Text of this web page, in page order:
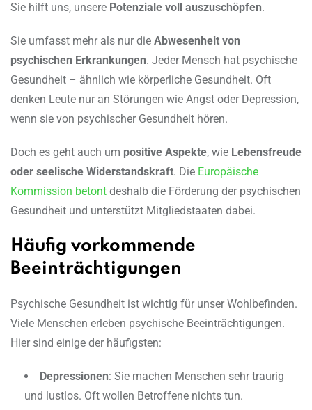
Sie hilft uns, unsere Potenziale voll auszuschöpfen.
Sie umfasst mehr als nur die Abwesenheit von
psychischen Erkrankungen. Jeder Mensch hat psychische
Gesundheit – ähnlich wie körperliche Gesundheit. Oft
denken Leute nur an Störungen wie Angst oder Depression,
wenn sie von psychischer Gesundheit hören.
Doch es geht auch um positive Aspekte, wie Lebensfreude
oder seelische Widerstandskraft. Die Europäische
Kommission betont deshalb die Förderung der psychischen
Gesundheit und unterstützt Mitgliedstaaten dabei.
Häufig vorkommende
Beeinträchtigungen
Psychische Gesundheit ist wichtig für unser Wohlbefinden.
Viele Menschen erleben psychische Beeinträchtigungen.
Hier sind einige der häufigsten:
Depressionen: Sie machen Menschen sehr traurig
und lustlos. Oft wollen Betroffene nichts tun.